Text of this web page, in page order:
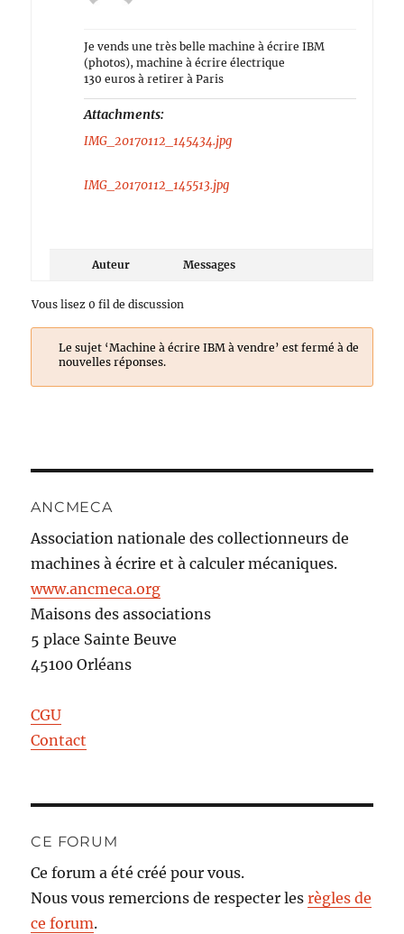
Je vends une très belle machine à écrire IBM
(photos), machine à écrire électrique
130 euros à retirer à Paris
Attachments:
IMG_20170112_145434.jpg
IMG_20170112_145513.jpg
Auteur Messages
Vous lisez 0 fil de discussion
Le sujet ‘Machine à écrire IBM à vendre’ est fermé à de
nouvelles réponses.
ANCMECA
Association nationale des collectionneurs de
machines à écrire et à calculer mécaniques.
www.ancmeca.org
Maisons des associations
5 place Sainte Beuve
45100 Orléans
CGU
Contact
CE FORUM
Ce forum a été créé pour vous.
Nous vous remercions de respecter lesrègles de
ce forum.